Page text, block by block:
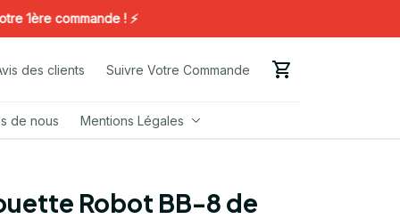
commande ! ⚡️
des clients Suivre Votre Commande
de nous Mentions Légales
Robot BB-8 de